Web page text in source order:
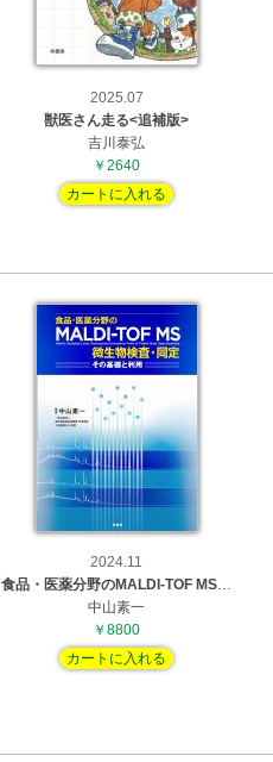
2025.07
獣医さん走る<追補版>
吉川泰弘
￥2640
カートに入れる
2024.11
食品・医薬分野のMALDI-TOF MS…
中山素一
￥8800
カートに入れる